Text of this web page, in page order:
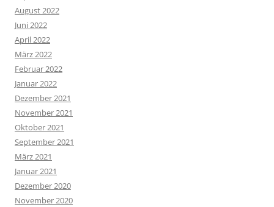
August 2022
Juni 2022
April 2022
März 2022
Februar 2022
Januar 2022
Dezember 2021
November 2021
Oktober 2021
September 2021
März 2021
Januar 2021
Dezember 2020
November 2020